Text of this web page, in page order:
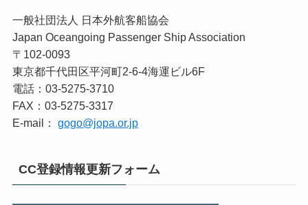
一般社団法人 日本外航客船協会
Japan Oceangoing Passenger Ship Association
〒102-0093
東京都千代田区平河町2-6-4海運ビル6F
電話：03-5275-3710
FAX：03-5275-3317
E-mail： gogo@jopa.or.jp
CC登録情報更新フォーム